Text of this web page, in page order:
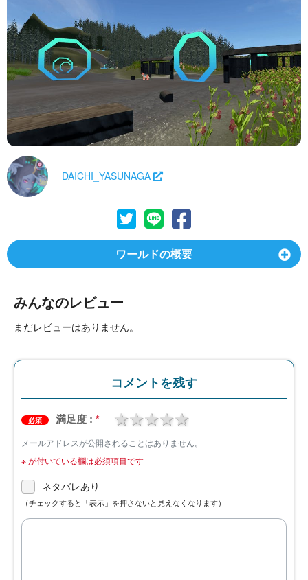
DAICHI_YASUNAGA
ワールドの概要
みんなのレビュー
まだレビューはありません。
コメントを残す
必須 満足度 : * 4 stars
3 stars
2 stars
1 star
メールアドレスが公開されることはありません。
※が付いている欄は必須項目です
ネタバレあり
（チェックすると「表示」を押さないと見えなくなります）